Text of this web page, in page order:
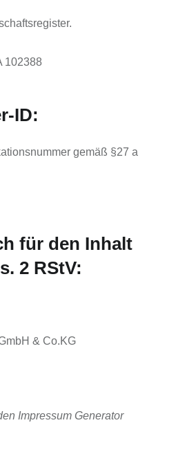
102388
ID:
gemäß §27 a
für den Inhalt
2 RStV:
& Co.KG
Impressum Generator